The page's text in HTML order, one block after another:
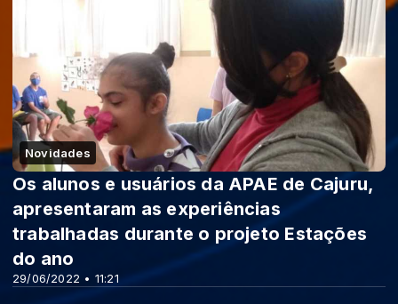
Novidades
29/06/2022 • 11:21
Os alunos e usuários da APAE de Cajuru,
apresentaram as experiências
trabalhadas durante o projeto Estações
do ano